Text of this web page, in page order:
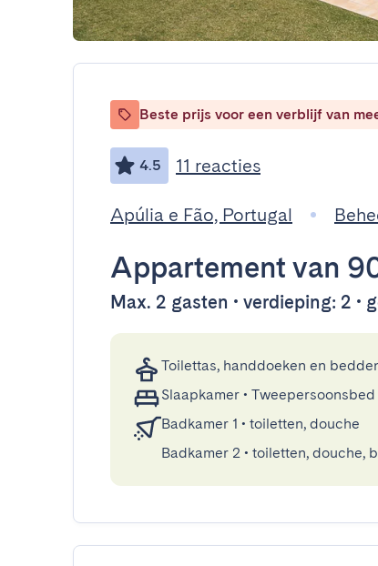
Beste prijs voor een verblijf van
4.5 11 reacties
Apúlia e Fão, Portugal
Appartement van
Max. 2 gasten • verdieping: 2 •
Toilettas, handdoeken en
Slaapkamer • Tweepersoonsbed
Badkamer 1 • toiletten, douche
Badkamer 2 • toiletten, douche,